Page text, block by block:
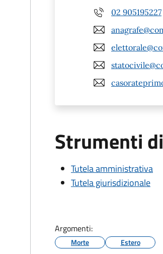
02 905195227
Strumenti
Tutela amministrativa
Tutela giurisdizionale
Argomenti:
Morte Estero